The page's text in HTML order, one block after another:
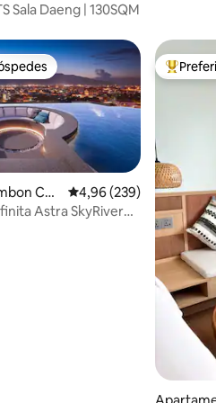
Sala Daeng | 130SQM
dos hóspedes
Cha
4,96 de uma avaliação
4,96 (239)
Astra SkyRiver
Entre